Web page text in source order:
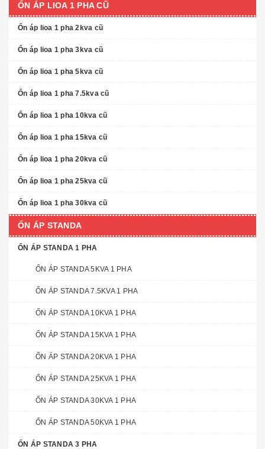
ỔN ÁP LIOA 1 PHA CŨ
Ổn áp lioa 1 pha 2kva cũ
Ổn áp lioa 1 pha 3kva cũ
Ổn áp lioa 1 pha 5kva cũ
Ổn áp lioa 1 pha 7.5kva cũ
Ổn áp lioa 1 pha 10kva cũ
Ổn áp lioa 1 pha 15kva cũ
Ổn áp lioa 1 pha 20kva cũ
Ổn áp lioa 1 pha 25kva cũ
Ổn áp lioa 1 pha 30kva cũ
ỔN ÁP STANDA
ỔN ÁP STANDA 1 PHA
ỔN ÁP STANDA 5KVA 1 PHA
ỔN ÁP STANDA 7.5KVA 1 PHA
ỔN ÁP STANDA 10KVA 1 PHA
ỔN ÁP STANDA 15KVA 1 PHA
ỔN ÁP STANDA 20KVA 1 PHA
ỔN ÁP STANDA 25KVA 1 PHA
ỔN ÁP STANDA 30KVA 1 PHA
ỔN ÁP STANDA 50KVA 1 PHA
ỔN ÁP STANDA 3 PHA